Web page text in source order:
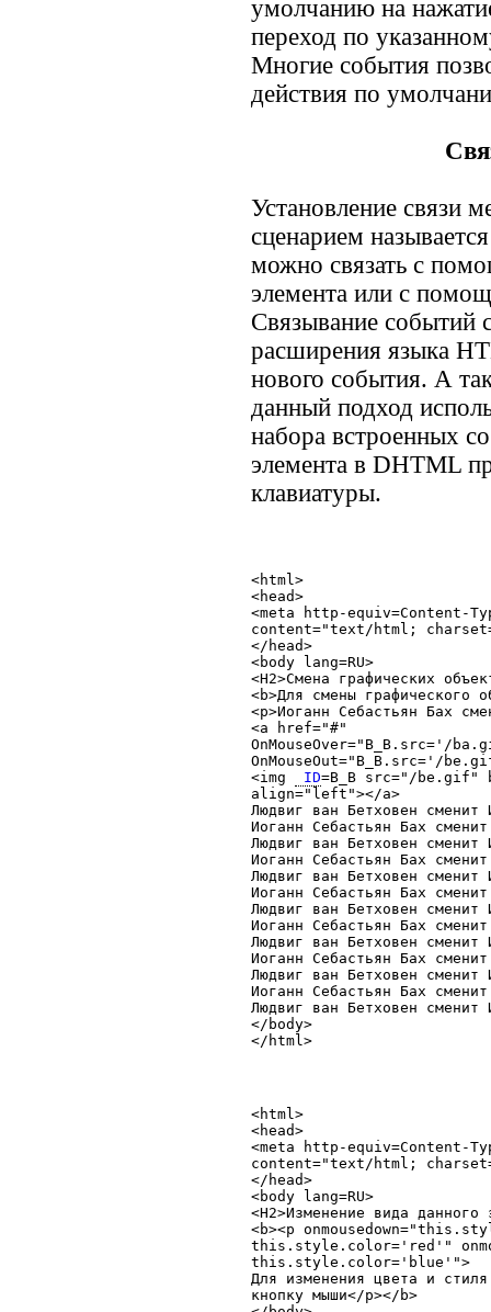
умолчанию на
переход по
Многие события
действия по
Установление связи
сценарием
можно связать с
элемента или с
Связывание событий
расширения языка
нового события. А
данный подход
набора встроенных
элемента в DHTML
клавиатуры.
<html>
<head>
<meta http-equiv=Content-
content="text/html;
</head>
<body lang=RU>
<H2>Смена графических
<b>Для смены графического
<p>Иоганн Себастьян Бах
<a href="#"
OnMouseOver="B_B.src='/
OnMouseOut="B_B.src='/
<img
ID=B_B src="/be.gif"
align="left"></a>
Людвиг ван Бетховен сменит
Иоганн Себастьян Бах
Людвиг ван Бетховен сменит
Иоганн Себастьян Бах
Людвиг ван Бетховен сменит
Иоганн Себастьян Бах
Людвиг ван Бетховен сменит
Иоганн Себастьян Бах
Людвиг ван Бетховен сменит
Иоганн Себастьян Бах
Людвиг ван Бетховен сменит
Иоганн Себастьян Бах
Людвиг ван Бетховен сменит
</body>
<html>
<head>
<meta http-equiv=Content-
content="text/html;
</head>
<body lang=RU>
<H2>Изменение вида данного
<b><p
this.style.color='red'"
this.style.color='blue'">
Для изменения цвета и
кнопку мыши</p></b>